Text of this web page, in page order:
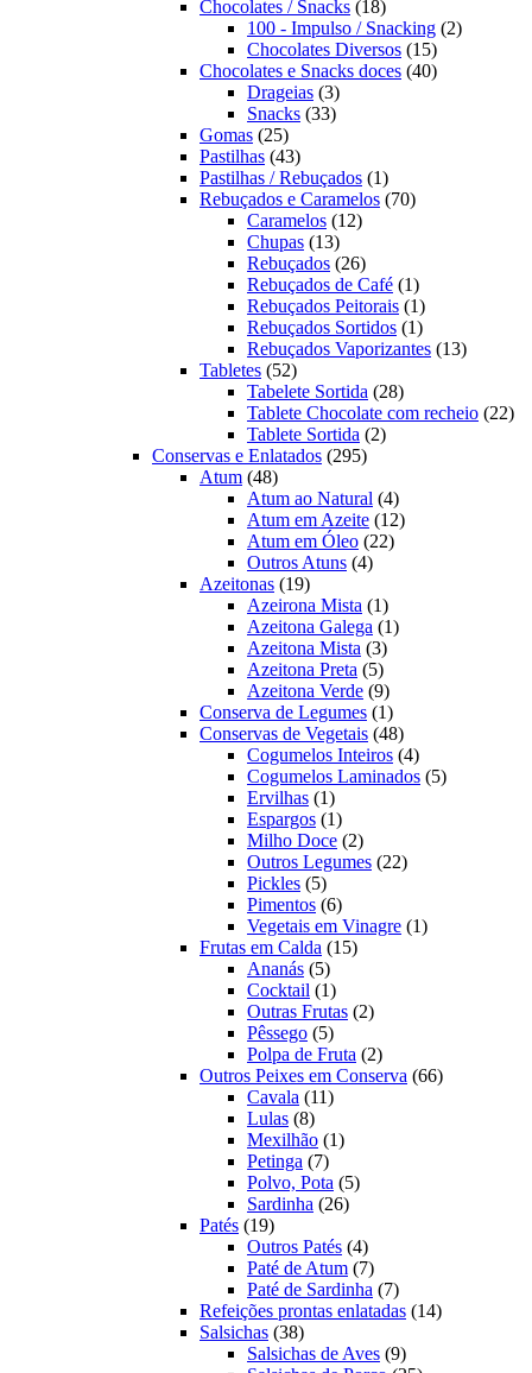
produtos
Chocolates / Snacks 1818
produtos
100 - Impulso / Snacking 22
Chocolates Diversos 1515
produtos
Chocolates e Snacks doces 4040
Drageias 33
produtos
Snacks 3333
Gomas 2525
produtos
Pastilhas 4343
produtos
Pastilhas / Rebuçados 11
produto
Rebuçados e Caramelos 7070
Caramelos 1212
Chupas 1313
produtos
Rebuçados 2626
produtos
Rebuçados de Café 11
produto
Rebuçados Peitorais 11
produto
Rebuçados Sortidos 11
produto
Rebuçados Vaporizantes 1313
Tabletes 5252
produtos
Tabelete Sortida 2828
produtos
Tablete Chocolate com recheio 2222
Tablete Sortida 22
Conservas e Enlatados 295295
Atum 4848
produtos
Atum ao Natural 44
produtos
Atum em Azeite 1212
Atum em Óleo 2222
Outros Atuns 44
Azeitonas 1919
produtos
Azeirona Mista 11
produto
Azeitona Galega 11
Azeitona Mista 33
produtos
Azeitona Preta 55
produtos
Azeitona Verde 99
produtos
Conserva de Legumes 11
produto
Conservas de Vegetais 4848
produtos
Cogumelos Inteiros 44
produtos
Cogumelos Laminados 55
Ervilhas 11
produto
Espargos 11
produto
Milho Doce 22
produtos
Outros Legumes 2222
Pickles 55
produtos
Pimentos 66
produtos
Vegetais em Vinagre 11
Frutas em Calda 1515
Ananás 55
produtos
Cocktail 11
produto
Outras Frutas 22
Pêssego 55
produtos
Polpa de Fruta 22
produtos
Outros Peixes em Conserva 6666
Cavala 1111
Lulas 88
produtos
Mexilhão 11
Petinga 77
produtos
Polvo, Pota 55
Sardinha 2626
Patés 1919
produtos
Outros Patés 44
produtos
Paté de Atum 77
produtos
Paté de Sardinha 77
produtos
Refeições prontas enlatadas 1414
Salsichas 3838
produtos
Salsichas de Aves 99